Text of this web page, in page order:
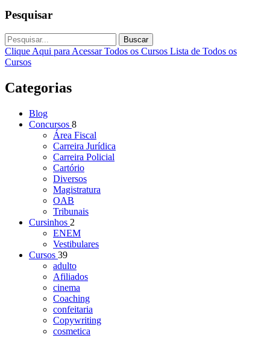
Pesquisar
Buscar
Clique Aqui para Acessar Todos os Cursos Lista de Todos os
Cursos
Categorias
Blog
Concursos 8
Área Fiscal
Carreira Jurídica
Carreira Policial
Cartório
Diversos
Magistratura
OAB
Tribunais
Cursinhos 2
ENEM
Vestibulares
Cursos 39
adulto
Afiliados
cinema
Coaching
confeitaria
Copywriting
cosmetica